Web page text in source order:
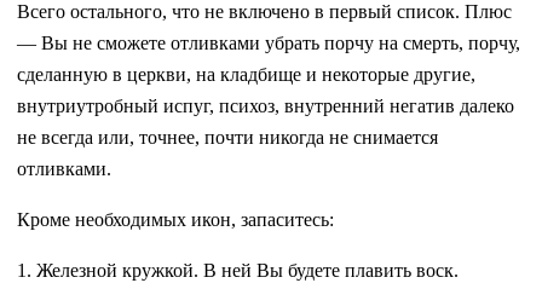
Всего остального, что не включено в первый список. Плюс
— Вы не сможете отливками убрать порчу на смерть, порчу,
сделанную в церкви, на кладбище и некоторые другие,
внутриутробный испуг, психоз, внутренний негатив далеко
не всегда или, точнее, почти никогда не снимается
отливками.
Кроме необходимых икон, запаситесь:
1. Железной кружкой. В ней Вы будете плавить воск.